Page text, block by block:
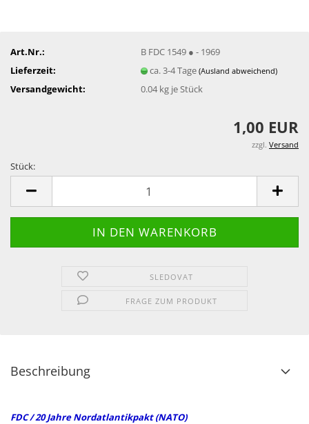
Art.Nr.:
B FDC 1549 ● - 1969
Lieferzeit:
ca. 3-4 Tage(Ausland abweichend)
Versandgewicht: 0.04kg je Stück
1,00 EUR
zzgl. Versand
Stück:
SLEDOVAT
FRAGE ZUM PRODUKT
Beschreibung
FDC / 20 Jahre Nordatlantikpakt (NATO)